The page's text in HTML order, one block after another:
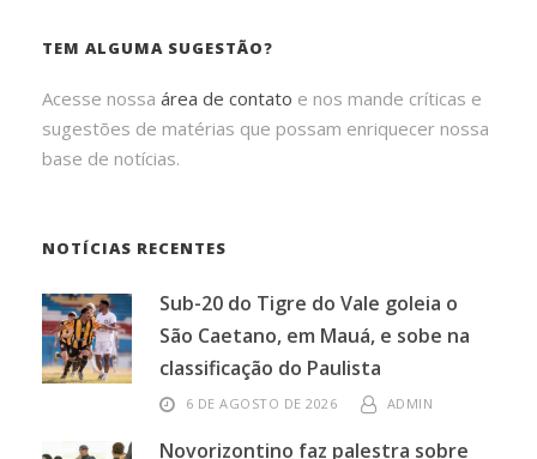
TEM ALGUMA SUGESTÃO?
Acesse nossa área de contato e nos mande críticas e
sugestões de matérias que possam enriquecer nossa
base de notícias.
NOTÍCIAS RECENTES
Sub-20 do Tigre do Vale goleia o
São Caetano, em Mauá, e sobe na
classificação do Paulista
6 DE AGOSTO DE 2026 ADMIN
Novorizontino faz palestra sobre